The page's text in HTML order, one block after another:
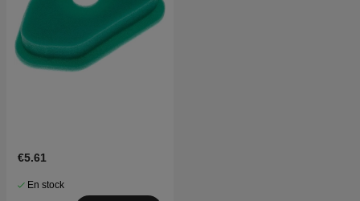
€5.61
En stock